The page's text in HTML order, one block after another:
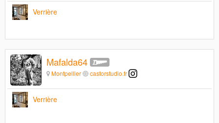
Verrière
Mafalda64
Montpellier castorstudio.fr
Verrière